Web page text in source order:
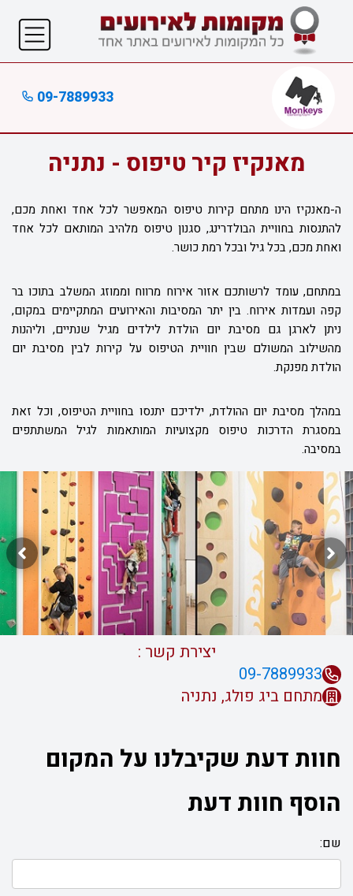
09-7889933
מאנקיז קיר טיפוס - נתניה
ה-מאנקיז הינו מתחם קירות טיפוס המאפשר לכל אחד ואחת מכם,
להתנסות בחוויית הבולדרינג, סגנון טיפוס מלהיב המותאם לכל אחד
ואחת מכם, בכל גיל ובכל רמת כושר.
במתחם, עומד לרשותכם אזור אירוח מרווח וממוזג המשלב בתוכו בר
קפה ועמדות אירוח. בין יתר המסיבות והאירועים המתקיימים במקום,
ניתן לארגן גם מסיבת יום הולדת לילדים מגיל שנתיים, וליהנות
מהשילוב המשולם שבין חוויית הטיפוס על קירות לבין מסיבת יום
הולדת מפנקת.
במהלך מסיבת יום ההולדת, ילדיכם יתנסו בחוויית הטיפוס, וכל זאת
במסגרת הדרכות טיפוס מקצועיות המותאמות לגיל המשתתפים
במסיבה.
יצירת קשר :
09-7889933
מתחם ביג פולג, נתניה
חוות דעת שקיבלנו על המקום
הוסף חוות דעת
שם: